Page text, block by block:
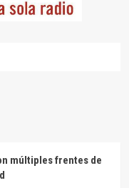
múltiples frentes de